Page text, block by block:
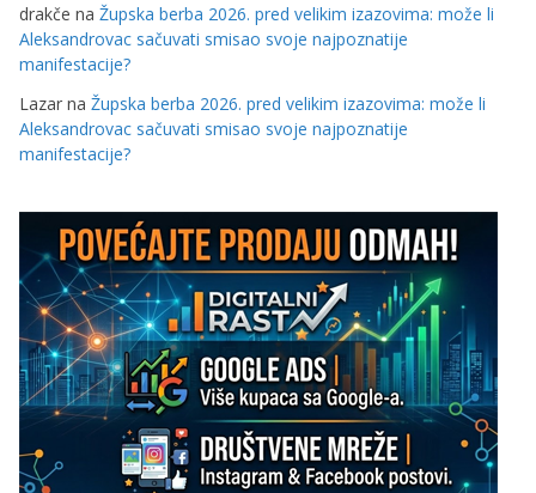
drakče na Župska berba 2026. pred velikim izazovima: može li
Aleksandrovac sačuvati smisao svoje najpoznatije
manifestacije?
Lazar na Župska berba 2026. pred velikim izazovima: može li
Aleksandrovac sačuvati smisao svoje najpoznatije
manifestacije?